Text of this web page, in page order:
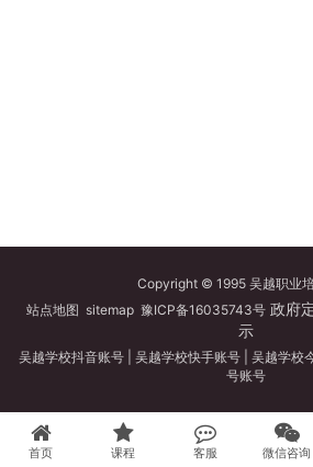
Copyright © 1995 吴越职业
站点地图 sitemap 豫ICP备16035743号政府
示
吴越学校抖音账号 吴越学校快手账号 吴越学校
号账号
首页 课程 客服 微信咨询